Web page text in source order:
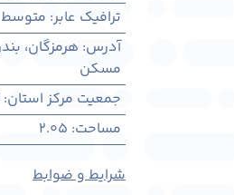
ترافیک عابر: متوسط
آدرس:
مسکن
جمعیت مرکز استان:
مساحت:
2.05
شرایط و ضوابط